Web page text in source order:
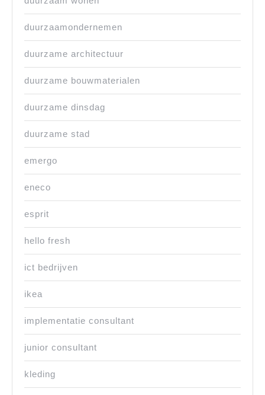
duurzaamondernemen
duurzame architectuur
duurzame bouwmaterialen
duurzame dinsdag
duurzame stad
emergo
eneco
esprit
hello fresh
ict bedrijven
ikea
implementatie consultant
junior consultant
kleding